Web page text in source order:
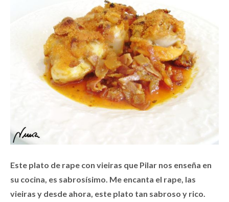
Este plato de rape con vieiras que Pilar nos enseña en
su cocina, es sabrosísimo. Me encanta el rape, las
vieiras y desde ahora, este plato tan sabroso y rico.